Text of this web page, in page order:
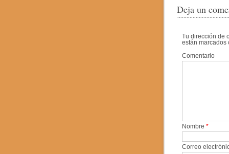
b
o
o
k
Deja un
Tu dirección de
están marcados
Comentario
Nombre *
Correo